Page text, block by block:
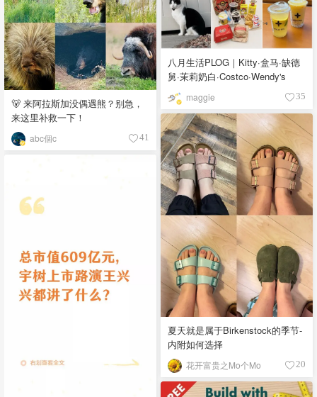
八月生活PLOG｜Kitty·盒马·缺德
舅·茉莉奶白·Costco·Wendy's
maggie 35
🐻 来阿拉斯加没偶遇熊？别急，
来这里补救一下！
abc個c 41
夏天就是属于Birkenstock的季节-
内附如何选择
花开富贵之Mo个Mo 20